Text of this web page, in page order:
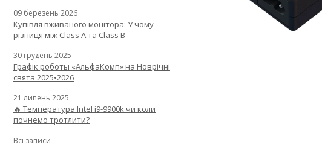
09 березень 2026
Купівля вживаного монітора: У чому
різниця між Class A та Class B
30 грудень 2025
Графік роботы «АльфаКомп» на Новрічні
свята 2025•2026
21 липень 2025
🔥 Температура Intel i9-9900k чи коли
почнемо тротлити?
Всі записи